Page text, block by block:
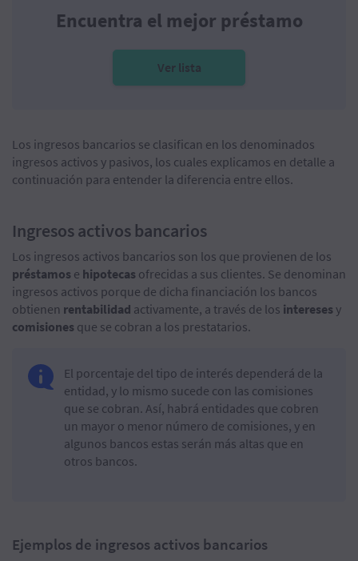
Encuentra el mejor préstamo
Ver lista
Los ingresos bancarios se clasifican en los denominados
ingresos activos y pasivos, los cuales explicamos en detalle a
continuación para entender la diferencia entre ellos.
Ingresos activos bancarios
Los ingresos activos bancarios son los que provienen de los
préstamos e hipotecas ofrecidas a sus clientes. Se denominan
ingresos activos porque de dicha financiación los bancos
obtienen rentabilidad activamente, a través de los interesesy
comisiones que se cobran a los prestatarios.
El porcentaje del tipo de interés dependerá de la
entidad, y lo mismo sucede con las comisiones
que se cobran. Así, habrá entidades que cobren
un mayor o menor número de comisiones, y en
algunos bancos estas serán más altas que en
otros bancos.
Ejemplos de ingresos activos bancarios